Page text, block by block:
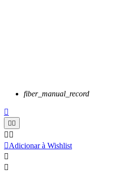
fiber_manual_record


 
Adicionar à Wishlist

